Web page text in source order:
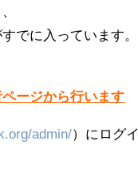
でに入っています。
ージから行います
admin/）にログ